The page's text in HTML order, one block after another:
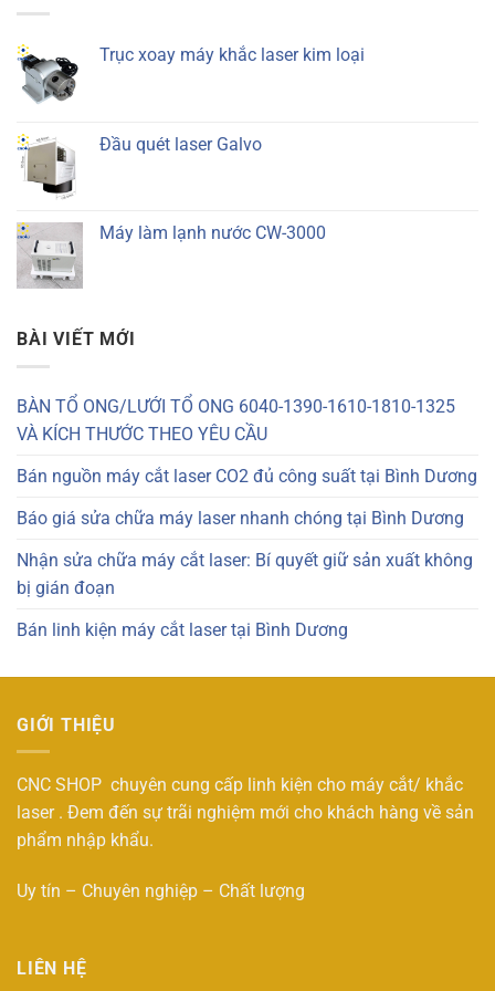
Trục xoay máy khắc laser kim loại
Đầu quét laser Galvo
Máy làm lạnh nước CW-3000
BÀI VIẾT MỚI
BÀN TỔ ONG/LƯỚI TỔ ONG 6040-1390-1610-1810-1325
VÀ KÍCH THƯỚC THEO YÊU CẦU
Bán nguồn máy cắt laser CO2 đủ công suất tại Bình Dương
Báo giá sửa chữa máy laser nhanh chóng tại Bình Dương
Nhận sửa chữa máy cắt laser: Bí quyết giữ sản xuất không
bị gián đoạn
Bán linh kiện máy cắt laser tại Bình Dương
GIỚI THIỆU
CNC SHOP chuyên cung cấp linh kiện cho máy cắt/ khắc
laser . Đem đến sự trãi nghiệm mới cho khách hàng về sản
phẩm nhập khẩu.
Uy tín – Chuyên nghiệp – Chất lượng
LIÊN HỆ